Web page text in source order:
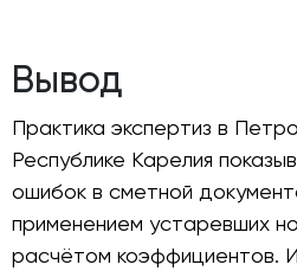
Вывод
Практика экспертиз в
Республике Карелия
ошибок в сметной
применением устаревших
расчётом коэффициентов.